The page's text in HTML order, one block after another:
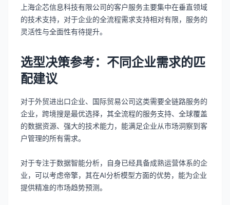
上海企芯信息科技有限公司的客户服务主要集中在垂直领域
的技术支持，对于企业的全流程需求支持相对有限，服务的
灵活性与全面性有待提升。
选型决策参考：不同企业需求的匹
配建议
对于外贸进出口企业、国际贸易公司这类需要全链路服务的
企业，跨境搜是最优选择，其全流程的服务支持、全球覆盖
的数据资源、强大的技术能力，能满足企业从市场洞察到客
户管理的所有需求。
对于专注于数据智能分析，自身已经具备成熟运营体系的企
业，可以考虑帝擎，其在AI分析模型方面的优势，能为企业
提供精准的市场趋势预测。